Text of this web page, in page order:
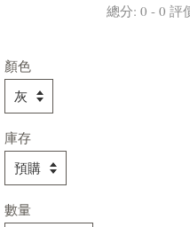
總分: 0 - 0 評
顏色
庫存
數量